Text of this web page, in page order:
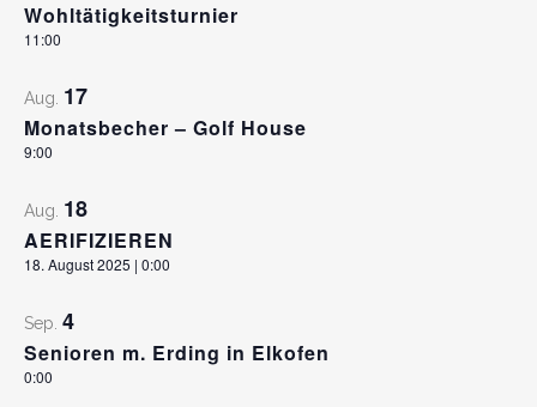
Wohltätigkeitsturnier
11:00
Aug. 17
Monatsbecher – Golf House
9:00
Aug. 18
AERIFIZIEREN
18. August 2025 | 0:00
Sep. 4
Senioren m. Erding in Elkofen
0:00